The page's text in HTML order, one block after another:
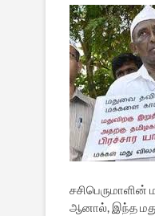
ஆனால், இந்த